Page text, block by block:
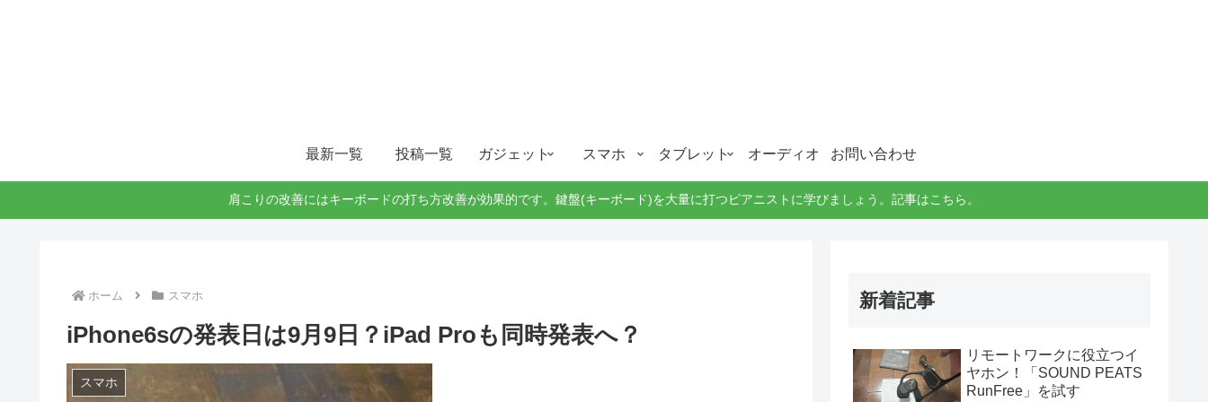
最新一覧 投稿一覧 ガジェット スマホ タブレット オーディオ お問い合わせ
肩こりの改善にはキーボードの打ち方改善が効果的です。鍵盤(キーボード)を大量に打つピアニストに学びましょう。記事はこちら。
ホーム スマホ
iPhone6sの発表日は9月9日？iPad Proも同時発表へ？
スマホ
新着記事
リモートワークに役立つイ
ヤホン！「SOUND PEATS
RunFree」を試す